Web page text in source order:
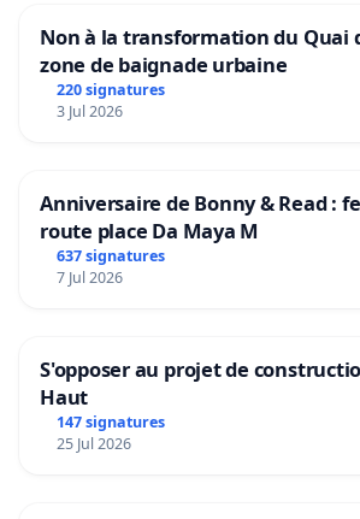
Non à la transformation du Quai
zone de baignade urbaine
220 signatures
3 Jul 2026
Anniversaire de Bonny & Read :
route place Da Maya M
637 signatures
7 Jul 2026
S'opposer au projet de
Haut
147 signatures
25 Jul 2026